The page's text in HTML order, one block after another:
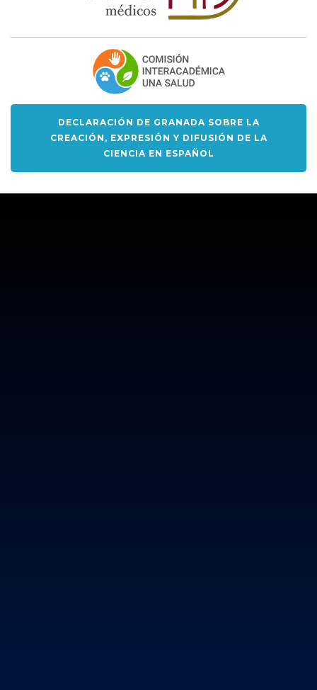
DECLARACIÓN DE GRANADA SOBRE LA
CREACIÓN, EXPRESIÓN Y DIFUSIÓN DE LA
CIENCIA EN ESPAÑOL